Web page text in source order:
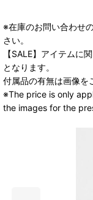
※在庫のお問い合わせ
さい。
【SALE】アイテムに
となります。
付属品の有無は画像を
※The price is only
the images for the